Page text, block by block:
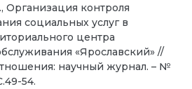
Организация контроля
социальных услуг в
центра
«Ярославский» //
научный журнал. – №
54.